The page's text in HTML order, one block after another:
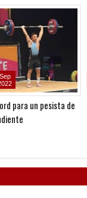
para un pesista de
Sep